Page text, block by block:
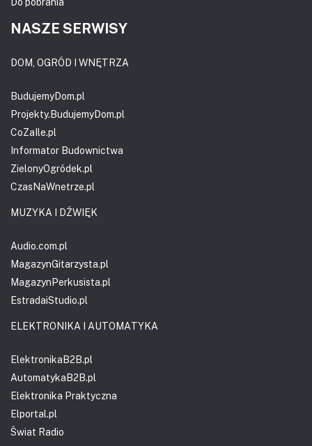
NASZE SERWISY
DOM, OGRÓD I WNĘTRZA
BudujemyDom.pl
Projekty.BudujemyDom.pl
CoZaIle.pl
Informator Budownictwa
ZielonyOgródek.pl
CzasNaWnetrze.pl
MUZYKA I DŹWIĘK
Audio.com.pl
MagazynGitarzysta.pl
MagazynPerkusista.pl
EstradaiStudio.pl
ELEKTRONIKA I AUTOMATYKA
ElektronikaB2B.pl
AutomatykaB2B.pl
Elektronika Praktyczna
Elportal.pl
Świat Radio